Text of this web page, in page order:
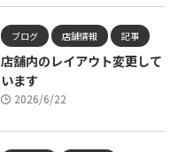
ブログ 店舗情報 記事
店舗内のレイアウト変更して
います
2026/6/22